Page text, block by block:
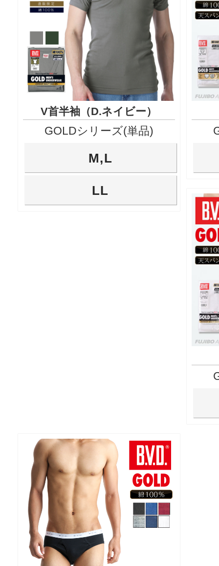
V首半袖（D.ネイビー）
GOLDシリーズ(単品)
M,L
LL